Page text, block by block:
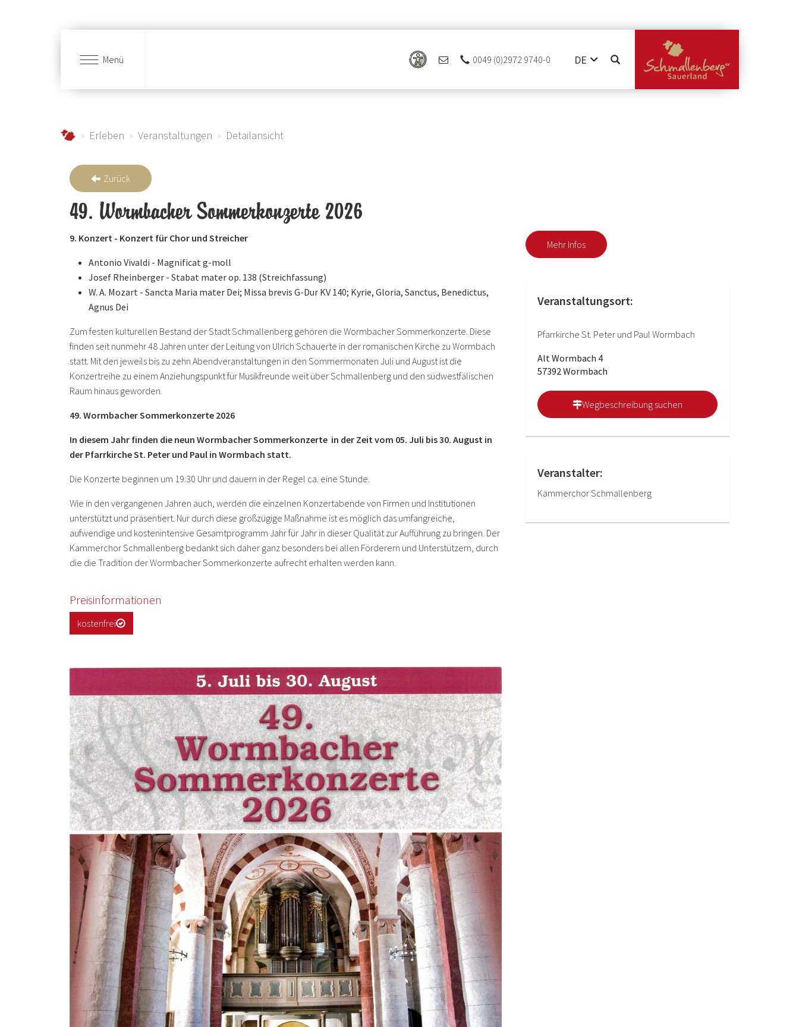
Menü 0049 (0)2972 9740-0
DE
NL
schmallenberger-sauerland.de
Erleben Veranstaltungen Detailansicht
Zurück
49. Wormbacher Sommerkonzerte 2026
9. Konzert - Konzert für Chor und Streicher
Antonio Vivaldi - Magnificat g-moll
Josef Rheinberger - Stabat mater op. 138 (Streichfassung)
W. A. Mozart - Sancta Maria mater Dei; Missa brevis G-Dur KV 140; Kyrie, Gloria, Sanctus, Benedictus,
Agnus Dei
Zum festen kulturellen Bestand der Stadt Schmallenberg gehören die Wormbacher Sommerkonzerte. Diese
finden seit nunmehr 48 Jahren unter der Leitung von Ulrich Schauerte in der romanischen Kirche zu Wormbach
statt. Mit den jeweils bis zu zehn Abendveranstaltungen in den Sommermonaten Juli und August ist die
Konzertreihe zu einem Anziehungspunkt für Musikfreunde weit über Schmallenberg und den südwestfälischen
Raum hinaus geworden.
49. Wormbacher Sommerkonzerte 2026
In diesem Jahr finden die neun Wormbacher Sommerkonzerte in der Zeit vom 05. Juli bis 30. August in
der Pfarrkirche St. Peter und Paul in Wormbach statt.
Die Konzerte beginnen um 19:30 Uhr und dauern in der Regel ca. eine Stunde.
Wie in den vergangenen Jahren auch, werden die einzelnen Konzertabende von Firmen und Institutionen
unterstützt und präsentiert. Nur durch diese großzügige Maßnahme ist es möglich das umfangreiche,
aufwendige und kostenintensive Gesamtprogramm Jahr für Jahr in dieser Qualität zur Aufführung zu bringen. Der
Kammerchor Schmallenberg bedankt sich daher ganz besonders bei allen Förderern und Unterstützern, durch
die die Tradition der Wormbacher Sommerkonzerte aufrecht erhalten werden kann.
Preisinformationen
kostenfrei
Mehr Infos
Veranstaltungsort:
Pfarrkirche St. Peter und Paul Wormbach
Alt Wormbach 4
57392 Wormbach
Wegbeschreibung suchen
Veranstalter:
Kammerchor Schmallenberg